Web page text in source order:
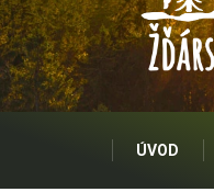
ÚVOD